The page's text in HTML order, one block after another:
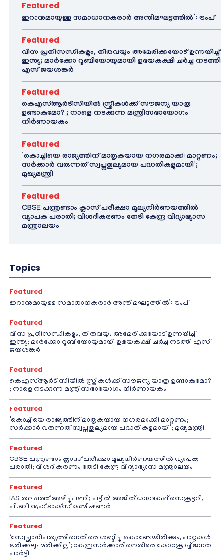
Featured
ഇറാനുമായുള്ള സമാധാനകരാർ അന്തിമഘട്ടത്തിൽ‌’: ട്രംപ്
Featured
വിസ പ്രതിസന്ധികളും, തീരുവയും അമേരിക്കയോട് ഉന്നയിച്ച്
ഇന്ത്യ; മാർക്കോ റൂബിയോയുമായി ഉഭയകക്ഷി ചർച്ച നടത്തി
എസ് ജയശങ്കർ
Featured
കെഎസ്ആർടിസിയിൽ സ്ത്രീകൾക്ക് സൗജന്യ യാത്ര
ഉണ്ടാകുമോ? ; നാളെ നടക്കുന്ന മന്ത്രിസഭായോഗം
നിർണായകം
Featured
‘കൊച്ചിയെ രാജ്യത്തിന് മാതൃകയായ നഗരമാക്കി മാറ്റണം;
സർക്കാർ വരുന്നത് സ്വപ്നതുല്യമായ പദ്ധതികളുമായി’;
മുഖ്യമന്ത്രി
Featured
CBSE പന്ത്രണ്ടാം ക്ലാസ് പരീക്ഷാ മൂല്യനിർണയത്തിൽ
വ്യാപക പരാതി; വിശദീകരണം തേടി കേന്ദ്ര വിദ്യാഭ്യാസ
മന്ത്രാലയം
Topics
Featured
ഇറാനുമായുള്ള സമാധാനകരാർ അന്തിമഘട്ടത്തിൽ‌’: ട്രംപ്
Featured
വിസ പ്രതിസന്ധികളും, തീരുവയും അമേരിക്കയോട് ഉന്നയിച്ച്
ഇന്ത്യ; മാർക്കോ റൂബിയോയുമായി ഉഭയകക്ഷി ചർച്ച നടത്തി എസ്
ജയശങ്കർ
Featured
കെഎസ്ആർടിസിയിൽ സ്ത്രീകൾക്ക് സൗജന്യ യാത്ര ഉണ്ടാകുമോ?
; നാളെ നടക്കുന്ന മന്ത്രിസഭായോഗം നിർണായകം
Featured
‘കൊച്ചിയെ രാജ്യത്തിന് മാതൃകയായ നഗരമാക്കി മാറ്റണം;
സർക്കാർ വരുന്നത് സ്വപ്നതുല്യമായ പദ്ധതികളുമായി’; മുഖ്യമന്ത്രി
Featured
CBSE പന്ത്രണ്ടാം ക്ലാസ് പരീക്ഷാ മൂല്യനിർണയത്തിൽ വ്യാപക
പരാതി; വിശദീകരണം തേടി കേന്ദ്ര വിദ്യാഭ്യാസ മന്ത്രാലയം
Featured
IAS തലപ്പത്ത് അഴിച്ചുപണി; പട്ടീല്‍ അജിത് ധനവകുപ്പ് സെക്രട്ടറി,
പി.ബി നൂഹ് ടാക്‌സ് കമ്മീഷണര്‍
Featured
‘സ്വേച്ഛാധിപത്യത്തിനെതിരെ ശബ്ദിച്ചു കൊണ്ടേയിരിക്കും, പാറ്റകൾ
ഒരിക്കലും മരിക്കില്ല’; കേന്ദ്രസർക്കാരിനെതിരെ കോക്രോച്ച് ജനത
പാർട്ടി